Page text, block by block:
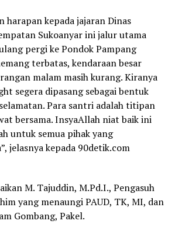
harapan kepada jajaran Dinas
Sukoanyar ini jalur utama
pergi ke Pondok Pampang
terbatas, kendaraan besar
malam masih kurang. Kiranya
segera dipasang sebagai bentuk
Para santri adalah titipan
bersama. InsyaAllah niat baik ini
untuk semua pihak yang
jelasnya kepada 90detik.com
M. Tajuddin, M.Pd.I., Pengasuh
yang menaungi PAUD, TK, MI, dan
Gombang, Pakel.